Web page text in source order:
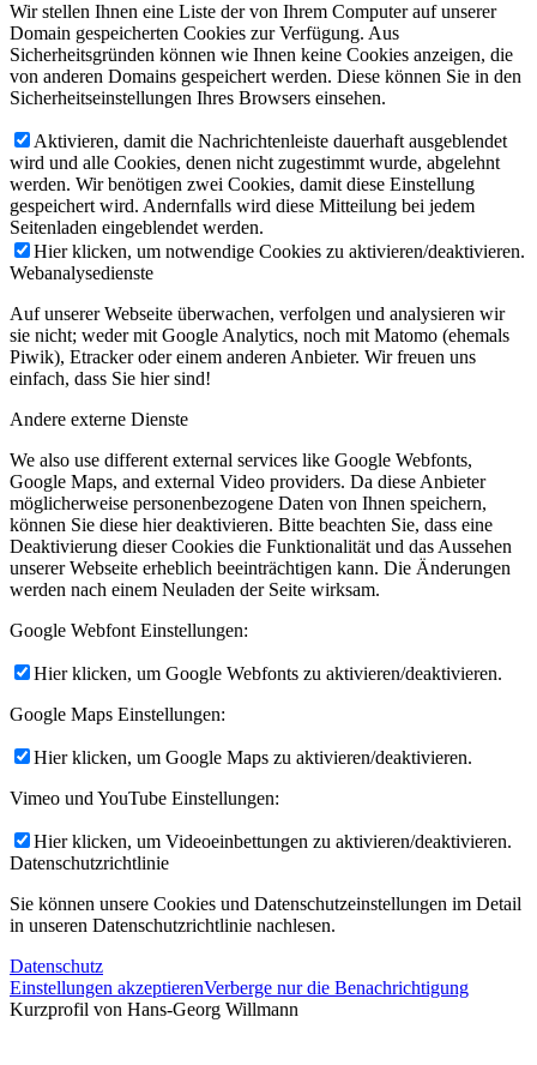
Wir stellen Ihnen eine Liste der von Ihrem Computer auf unserer
Domain gespeicherten Cookies zur Verfügung. Aus
Sicherheitsgründen können wie Ihnen keine Cookies anzeigen, die
von anderen Domains gespeichert werden. Diese können Sie in den
Sicherheitseinstellungen Ihres Browsers einsehen.
Aktivieren, damit die Nachrichtenleiste dauerhaft ausgeblendet
wird und alle Cookies, denen nicht zugestimmt wurde, abgelehnt
werden. Wir benötigen zwei Cookies, damit diese Einstellung
gespeichert wird. Andernfalls wird diese Mitteilung bei jedem
Seitenladen eingeblendet werden.
Hier klicken, um notwendige Cookies zu aktivieren/deaktivieren.
Webanalysedienste
Auf unserer Webseite überwachen, verfolgen und analysieren wir
sie nicht; weder mit Google Analytics, noch mit Matomo (ehemals
Piwik), Etracker oder einem anderen Anbieter. Wir freuen uns
einfach, dass Sie hier sind!
Andere externe Dienste
We also use different external services like Google Webfonts,
Google Maps, and external Video providers. Da diese Anbieter
möglicherweise personenbezogene Daten von Ihnen speichern,
können Sie diese hier deaktivieren. Bitte beachten Sie, dass eine
Deaktivierung dieser Cookies die Funktionalität und das Aussehen
unserer Webseite erheblich beeinträchtigen kann. Die Änderungen
werden nach einem Neuladen der Seite wirksam.
Google Webfont Einstellungen:
Hier klicken, um Google Webfonts zu aktivieren/deaktivieren.
Google Maps Einstellungen:
Hier klicken, um Google Maps zu aktivieren/deaktivieren.
Vimeo und YouTube Einstellungen:
Hier klicken, um Videoeinbettungen zu aktivieren/deaktivieren.
Datenschutzrichtlinie
Sie können unsere Cookies und Datenschutzeinstellungen im Detail
in unseren Datenschutzrichtlinie nachlesen.
Datenschutz
Einstellungen akzeptierenVerberge nur die Benachrichtigung
Kurzprofil von Hans-Georg Willmann